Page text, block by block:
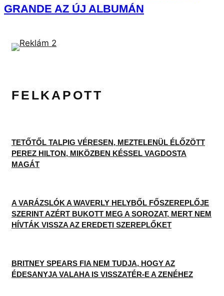
GRANDE AZ ÚJ ALBUMÁN
FELKAPOTT
TETŐTŐL TALPIG VÉRESEN, MEZTELENÜL ÉLŐZÖTT
PEREZ HILTON, MIKÖZBEN KÉSSEL VAGDOSTA
MAGÁT
A VARÁZSLÓK A WAVERLY HELYBŐL FŐSZEREPLŐJE
SZERINT AZÉRT BUKOTT MEG A SOROZAT, MERT NEM
HÍVTÁK VISSZA AZ EREDETI SZEREPLŐKET
BRITNEY SPEARS FIA NEM TUDJA, HOGY AZ
ÉDESANYJA VALAHA IS VISSZATÉR-E A ZENÉHEZ